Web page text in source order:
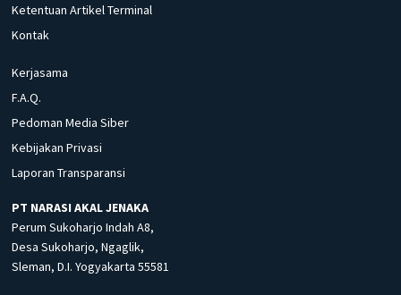
Ketentuan Artikel Terminal
Kontak
Kerjasama
F.A.Q.
Pedoman Media Siber
Kebijakan Privasi
Laporan Transparansi
PT NARASI AKAL JENAKA
Perum Sukoharjo Indah A8,
Desa Sukoharjo, Ngaglik,
Sleman, D.I. Yogyakarta 55581